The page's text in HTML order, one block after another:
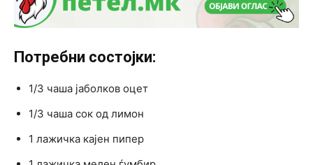
Потребни состојки:
1/3 чаша јаболков оцет
1/3 чаша сок од лимон
1 лажичка кајен пипер